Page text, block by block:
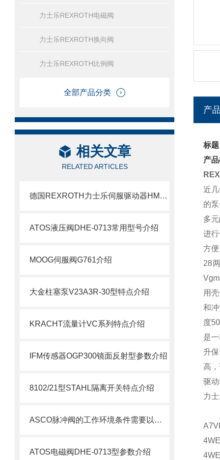
力士乐REXROTH电磁阀
力士乐REXROTH换向阀
力士乐REXROTH比例阀
全部产品分类
相关文章
RELATED ARTICLES
德国REXROTH力士乐伺服驱动器HMV01.1R-W0045-A-07-NNNN现货详参
ATOS液压阀DHE-0713常用型号介绍
MOOG伺服阀G761介绍
大金柱塞泵V23A3R-30型特点介绍
KRACHT流量计VC系列特点介绍
IFM传感器OGP300镜面反射型参数介绍
8102/21型STAHL隔离开关特点介绍
ASCO脉冲阀的工作环境条件需要以下几种参数
ATOS电磁阀DHE-0713型参数介绍
产
标
产
近
的
多
进
方
28
用
和
度
是
升
高
驱
力